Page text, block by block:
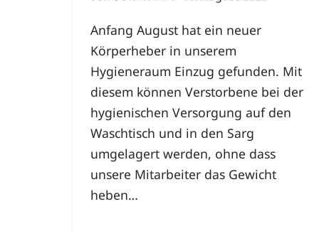
Anfang August hat ein neuer
Körperheber in unserem
Hygieneraum Einzug gefunden. Mit
diesem können Verstorbene bei der
hygienischen Versorgung auf den
Waschtisch und in den Sarg
umgelagert werden, ohne dass
unsere Mitarbeiter das Gewicht
heben…